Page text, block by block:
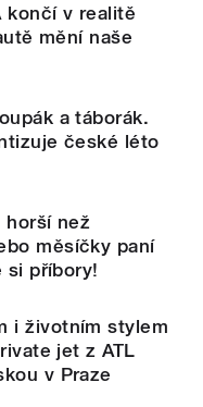
končí v realitě
mění naše
a táborák.
české léto
horší než
měsíčky paní
si příbory!
i životním stylem
jet z ATL
v Praze